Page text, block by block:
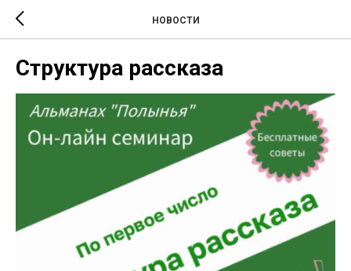
НОВОСТИ
Структура рассказа